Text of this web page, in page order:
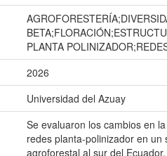
PLANTA
2026
Universidad del Azuay
Se evaluaron los cambios en
redes planta-polinizador en un
agroforestal al sur del